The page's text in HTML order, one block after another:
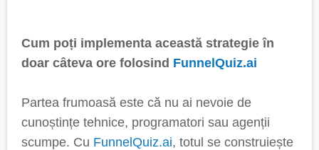
Cum poți implementa această strategie în
doar câteva ore folosind FunnelQuiz.ai
Partea frumoasă este că nu ai nevoie de
cunoștințe tehnice, programatori sau agenții
scumpe. Cu FunnelQuiz.ai, totul se construiește